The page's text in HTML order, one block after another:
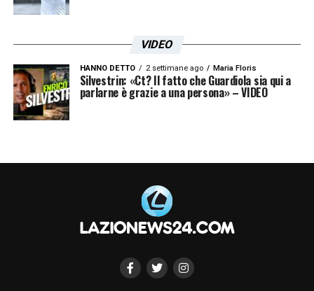
VIDEO
HANNO DETTO 2 settimane ago Maria Floris
Silvestrin: «Ct? Il fatto che Guardiola sia qui a
parlarne è grazie a una persona» – VIDEO